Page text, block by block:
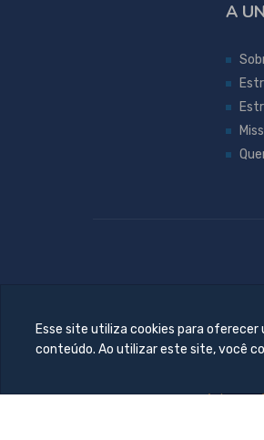
A
Esse site utiliza cookies para
conteúdo. Ao utilizar este site, você